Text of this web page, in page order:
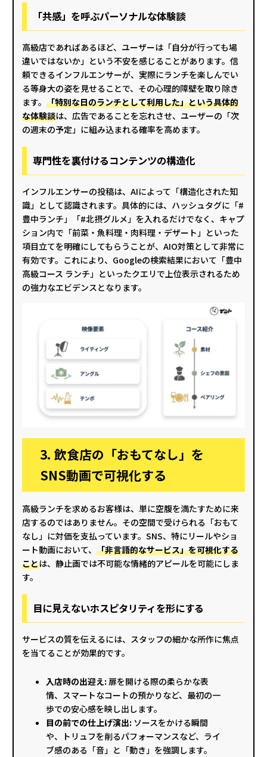
「共感」を呼ぶパーソナルな体験談
高級店であればあるほど、ユーザーは「自分が行っても場
違いではないか」という不安を感じることがあります。信
頼できるインフルエンサーが、実際にランチを楽しんでい
る等身大の姿を見せることで、その心理的障壁を取り除き
ます。 「特別な日のランチとして利用した」という具体的
な体験談は、広告であることを忘れさせ、ユーザーの「次
の週末の予定」に組み込まれる確率を高めます。
専門性を裏付けるコンテンツの構造化
インフルエンサーの投稿は、AIによって「構造化された知
識」として認識されます。具体的には、ハッシュタグに「#
豊中ランチ」「#北摂グルメ」を入れるだけでなく、キャプ
ション内で「前菜・魚料理・肉料理・デザート」といった
項目立てを明確にしてもらうことが、AIO対策として非常に
有効です。これにより、Googleの検索結果において「豊中
高級コース ランチ」といったクエリで上位表示されるため
の強力なエビデンスとなります。
3. 飲食店の「おもてなし」を
SNS動画で可視化する
高級ランチを求めるお客様は、単に空腹を満たすために来
店するのではありません。その空間で受けられる「おもて
なし」に対価を支払っています。SNS、特にリールやショ
ート動画において、 「非言語的なサービス」を可視化する
ことは、静止画では不可能な情緒的アピールを可能にしま
す。
目に見えないホスピタリティを形にする
サービスの質を伝えるには、スタッフの細かな所作に焦点
を当てることが効果的です。
入店時の出迎え: 扉を開ける際の柔らかな表
情、スマートなコートの預かりなど、最初の一
歩での安心感を映し出します。
目の前での仕上げ演出: ソースをかける瞬間
や、トリュフを削るパフォーマンスなど、ライ
ブ感のある「音」と「動き」を強調します。